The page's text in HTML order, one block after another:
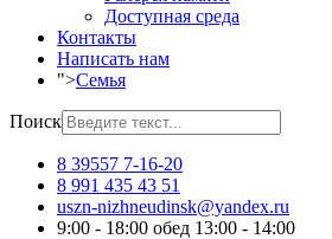
Доступная среда
Контакты
Написать нам
">Семья
Поиск
8 39557 7-16-20
8 991 435 43 51
uszn-nizhneudinsk@yandex.ru
9:00 - 18:00 обед 13:00 - 14:00